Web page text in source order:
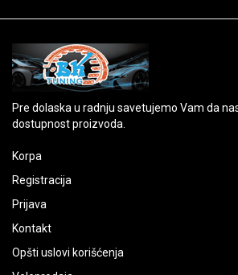
Pre dolaska u radnju savetujemo Vam da
dostupnost proizvoda.
Korpa
Registracija
Prijava
Kontakt
Opšti uslovi korišćenja